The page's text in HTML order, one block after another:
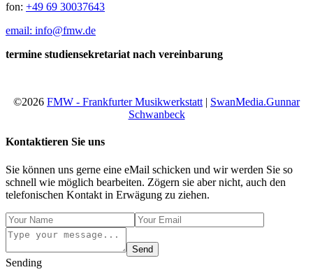
fon: +49 69 30037643
email: info@fmw.de
termine studiensekretariat nach vereinbarung
©2026 FMW - Frankfurter Musikwerkstatt | SwanMedia.Gunnar
Schwanbeck
Kontaktieren Sie uns
Sie können uns gerne eine eMail schicken und wir werden Sie so
schnell wie möglich bearbeiten. Zögern sie aber nicht, auch den
telefonischen Kontakt in Erwägung zu ziehen.
Send
Sending